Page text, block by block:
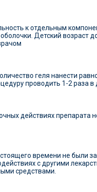
к отдельным
Детский
геля нанести
проводить 1-2 раза в
действиях препарата
времени не были
с другими
средствами.